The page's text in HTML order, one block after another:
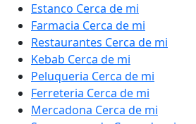
Estanco Cerca de mi
Farmacia Cerca de mi
Restaurantes Cerca de mi
Kebab Cerca de mi
Peluqueria Cerca de mi
Ferreteria Cerca de mi
Mercadona Cerca de mi